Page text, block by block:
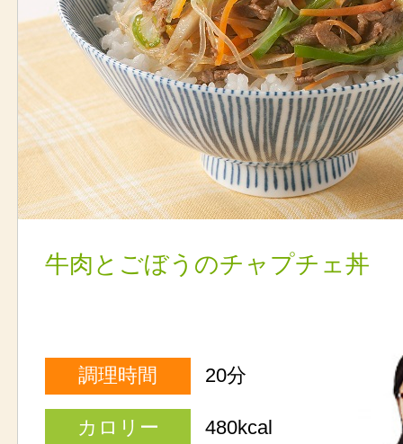
牛肉とごぼうのチャプチェ丼
調理時間 20分
カロリー 480kcal